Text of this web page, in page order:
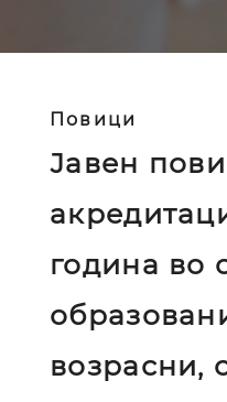
Повици
Јавен
година во
возрасни,